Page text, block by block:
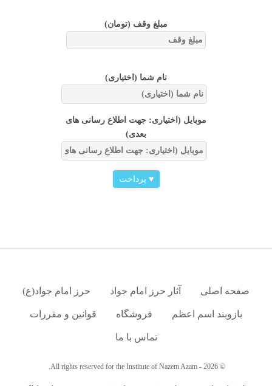
مبلغ وقف (تومان)
نام شما (اختیاری)
موبایل (اختیاری: جهت اطلاع رسانی های
بعدی)
♥ پرداخت
صفحه اصلی آثار حرز امام جواد حرز امام جواد(ع)
بازوبند اسم اعظم فروشگاه قوانین و مقررات
تماس با ما
© 2026 - All rights reserved for the Institute of Nazem Azam.